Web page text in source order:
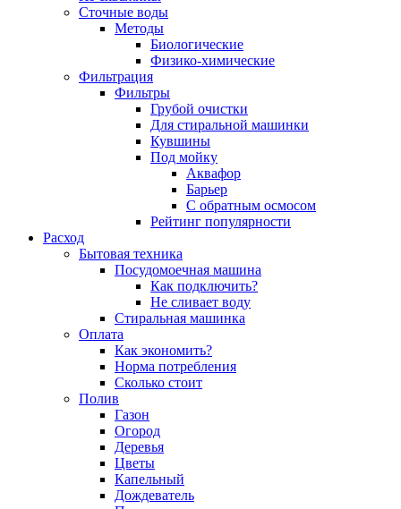
Сточные воды
Методы
Биологические
Физико-химические
Фильтрация
Фильтры
Грубой очистки
Для стиральной машинки
Кувшины
Под мойку
Аквафор
Барьер
С обратным осмосом
Рейтинг популярности
Расход
Бытовая техника
Посудомоечная машина
Как подключить?
Не сливает воду
Стиральная машинка
Оплата
Как экономить?
Норма потребления
Сколько стоит
Полив
Газон
Огород
Деревья
Цветы
Капельный
Дождеватель